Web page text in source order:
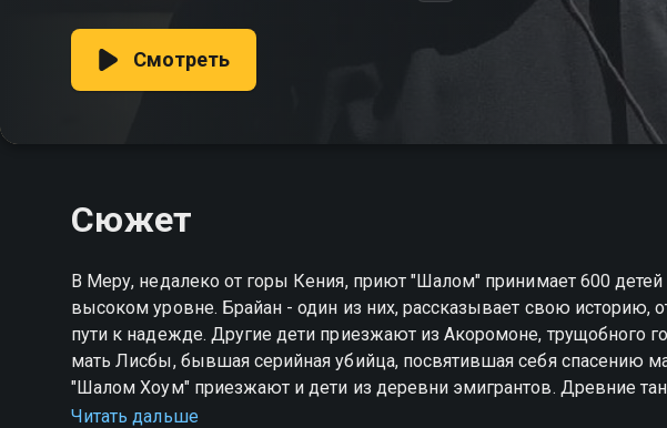
Смотреть
Сюжет
В Меру, недалеко от горы Кения, приют "Шалом" принимает 600
высоком уровне. Брайан - один из них, рассказывает свою историю,
пути к надежде. Другие дети приезжают из Акоромоне, трущобного
мать Лисбы, бывшая серийная убийца, посвятившая себя спасению
"Шалом Хоум" приезжают и дети из деревни эмигрантов. Древние
будущим.
Читать дальше